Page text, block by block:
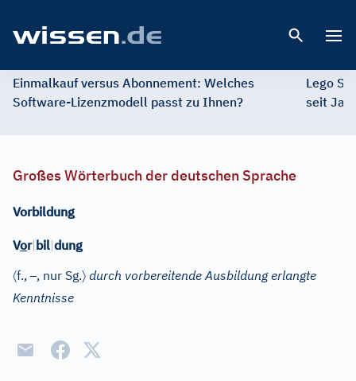
Einmalkauf versus Abonnement: Welches
Software-Lizenzmodell passt zu Ihnen?
Lego
seit
Großes Wörterbuch der deutschen Sprache
Vorbildung
Vor|bil|dung
〈f.,–, nur Sg.〉 durch vorbereitende Ausbildung erlangte
Kenntnisse